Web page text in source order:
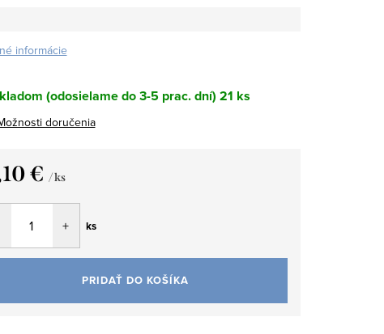
informácie
(odosielame do 3-5 prac. dní) 21 ks
doručenia
€ / ks
ks
PRIDAŤ DO KOŠÍKA